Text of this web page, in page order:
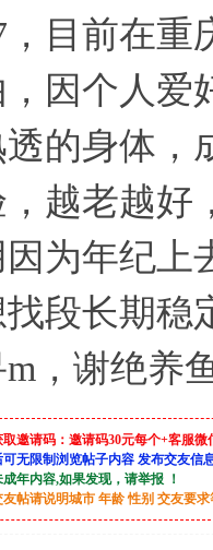
，目前在重
，因个人爱
的身体，
越老越好
为年纪上
段长期稳
，谢绝养
邀请码：邀请码30元每个+客服微
无限制浏览帖子内容 发布交友信
年内容,如果发现，请举报 ！
帖请说明城市 年龄 性别 交友要求